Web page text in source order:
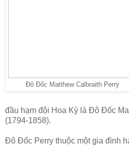
Đô Đốc Matthew Calbraith Perry
đầu hạm đội Hoa Kỳ là Đô Đốc
(1794-1858).
Đô Đốc Perry thuộc một gia đình